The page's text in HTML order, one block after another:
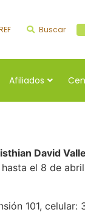
Buscar
Afiliados
David
el 8 de
101, celular: